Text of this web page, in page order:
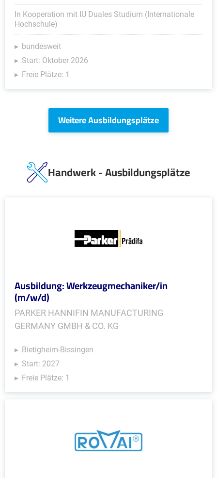
In Kooperation mit IU Duales Studium (Internationale
Hochschule)
bundesweit
Start: Oktober 2026
Freie Plätze: 1
Weitere Ausbildungsplätze
Handwerk - Ausbildungsplätze
Ausbildung: Werkzeugmechaniker/in
(m/w/d)
PARKER HANNIFIN MANUFACTURING
GERMANY GMBH & CO. KG
Bietigheim-Bissingen
Start: 2027
Freie Plätze: 1